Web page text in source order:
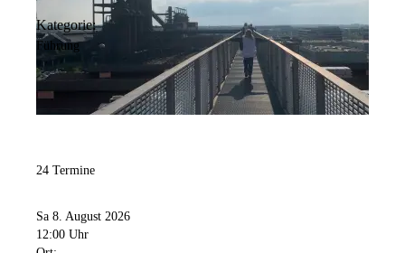
Kategorie:
Führung
24 Termine
Sa 8. August 2026
12:00 Uhr